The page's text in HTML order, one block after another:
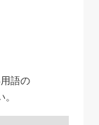
語の